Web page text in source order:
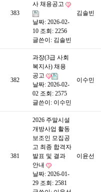
383
사 채용공고
날짜: 2026-02-
10 조회: 2256
글쓴이: 김솔빈
김솔빈
382
과장(3급 사회
복지사) 채용
공고
날짜: 2026-02-
02 조회: 2575
글쓴이: 이수민
이수민
381
2026 주말시설
개방사업 활동
보조인 모집공
고 최종 합격자
발표 및 결과
안내
날짜: 2026-01-
29 조회: 2581
이윤선